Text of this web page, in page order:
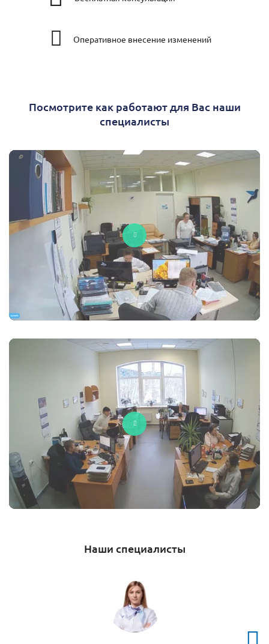
Оперативное внесение изменений
Посмотрите как работают для Вас наши
специалисты
Наши специалисты